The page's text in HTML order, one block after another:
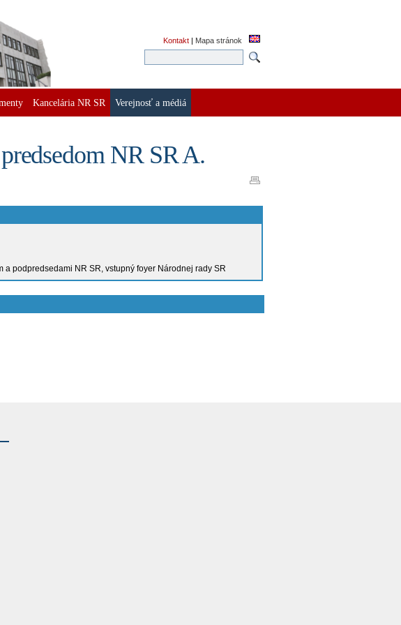
Kontakt | Mapa stránok
Kancelária NR SR Verejnosť a médiá
NR SR A.
podpredsedami NR SR, vstupný foyer Národnej rady SR